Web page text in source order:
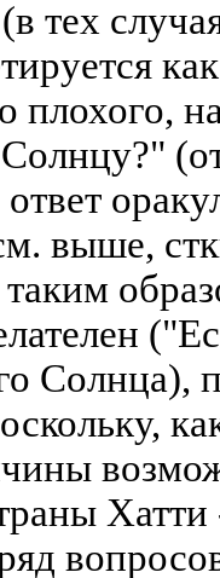
тех
плохого,
выше,
Солнца),